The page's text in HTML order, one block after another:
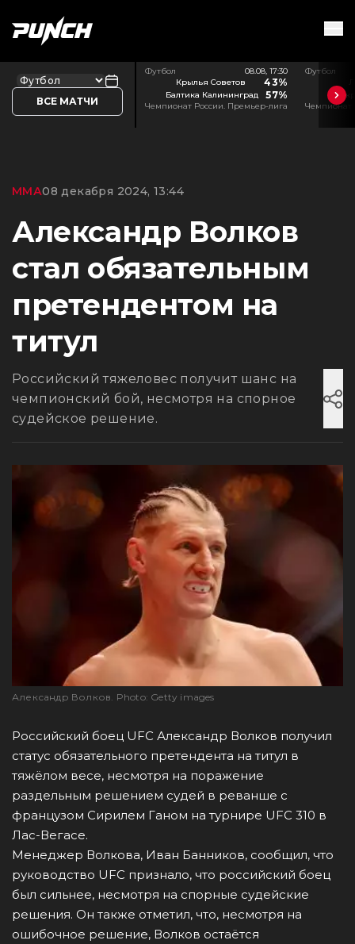
ВСЕ МАТЧИ
Футбол
08.08, 17:30
Крылья Советов
43%
Балтика Калининград 57%
Чемпионат России. Премьер-лига
Футбол
Чемпионат
ММА08 декабря 2024, 13:44
Александр Волков
стал обязательным
претендентом на
титул
Российский тяжеловес получит шанс на
чемпионский бой, несмотря на спорное
судейское решение.
Александр Волков. Photo: Getty images
Российский боец UFC Александр Волков получил
статус обязательного претендента на титул в
тяжёлом весе, несмотря на поражение
раздельным решением судей в реванше с
французом Сирилем Ганом на турнире UFC 310 в
Лас-Вегасе.
Менеджер Волкова, Иван Банников, сообщил, что
руководство UFC признало, что российский боец
был сильнее, несмотря на спорные судейские
решения. Он также отметил, что, несмотря на
ошибочное решение, Волков остаётся